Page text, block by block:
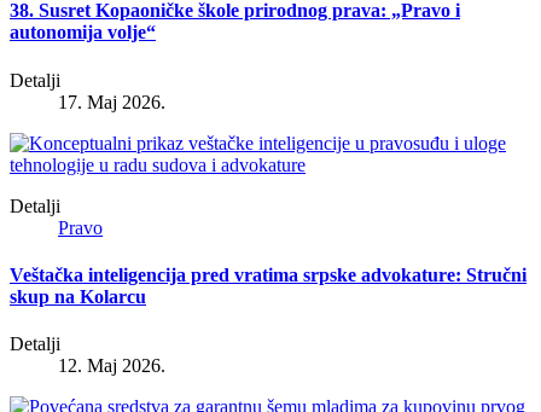
38. Susret Kopaoničke škole prirodnog prava: „Pravo i
autonomija volje“
Detalji
17. Maj 2026.
Detalji
Pravo
Veštačka inteligencija pred vratima srpske advokature: Stručni
skup na Kolarcu
Detalji
12. Maj 2026.